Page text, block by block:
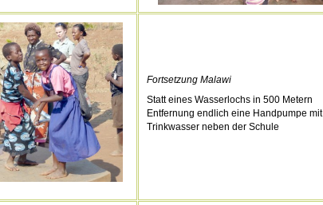
Fortsetzung Malawi
Statt eines Wasserlochs in 500 Metern
Entfernung endlich eine Handpumpe mit
Trinkwasser neben der Schule